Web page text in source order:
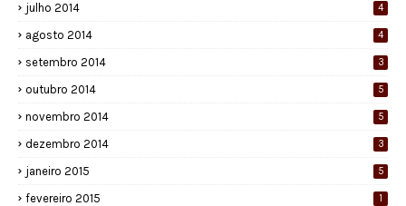
julho 2014 4
agosto 2014 4
setembro 2014 3
outubro 2014 5
novembro 2014 5
dezembro 2014 3
janeiro 2015 5
fevereiro 2015 1